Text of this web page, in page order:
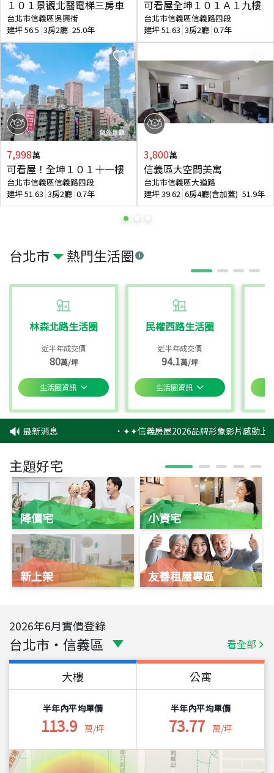
台北市 熱門生活圈
林森北路生活圈
近半年成交價
80萬/坪
生活圈資訊
民權西路生活圈
近半年成交價
94.1萬/坪
生活圈資訊
１０１景觀北醫電梯三房車
台北市信義區吳興街
建坪56.5 3房2廳 25.0年
7,998萬
可看屋！全坤１０１十一樓
台北市信義區信義路四段
建坪51.63 3房2廳 0.7年
可看屋全坤１０１Ａ１九樓
台北市信義區信義路四段
建坪51.63 3房2廳 0.7年
3,800萬
信義區大空間美寓
台北市信義區大道路
建坪39.62 6房4廳(含加蓋) 51.9年
最新消息 ‧✦✦信義房屋2026品牌形象影片感動上
主題好宅
降價宅
新上架
小資宅
友善租屋專區
2026年6月實價登錄
台北市 ・ 信義區 看全部
大樓
半年內平均單價
113.9 萬/坪
公寓
半年內平均單價
73.77 萬/坪